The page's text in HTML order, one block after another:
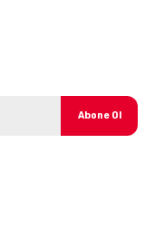
Abone Ol